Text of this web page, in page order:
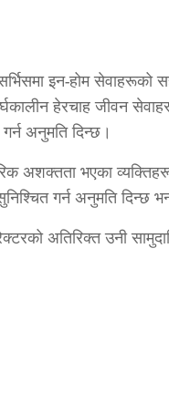
इन-होम सेवाहरूको
हेरचाह जीवन
अनुमति दिन्छ।
अशक्तता भएका
गर्न अनुमति दिन्छ
अतिरिक्त उनी